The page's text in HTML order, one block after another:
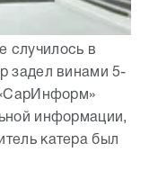
случилось в
задел винами 5-
информации,
катера был